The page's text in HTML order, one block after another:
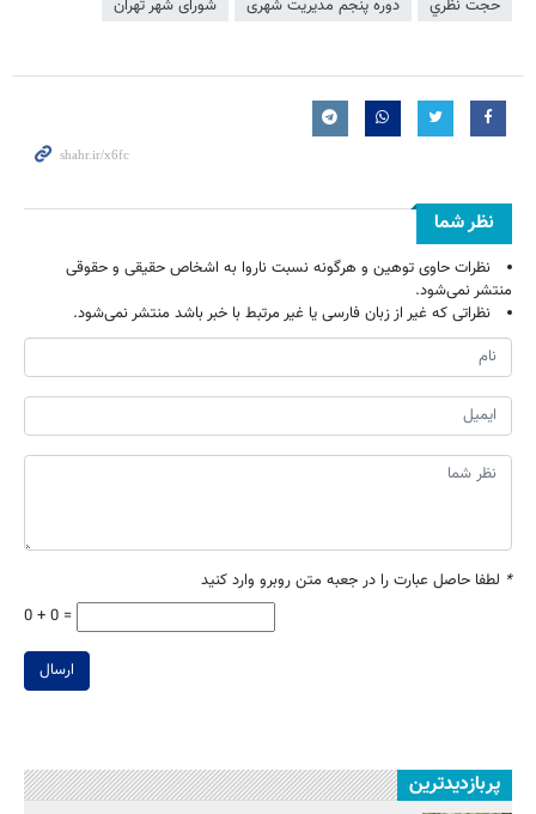
حجت نظري دوره پنجم مدیریت شهری شورای شهر تهران
نظر شما
نظرات حاوی توهین و هرگونه نسبت ناروا به اشخاص حقیقی و حقوقی
منتشر نمی‌شود.
نظراتی که غیر از زبان فارسی یا غیر مرتبط با خبر باشد منتشر نمی‌شود.
* لطفا حاصل عبارت را در جعبه متن روبرو وارد کنید
0 + 0 =
ارسال
پربازدیدترین